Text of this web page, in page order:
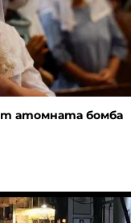
атомната бомба